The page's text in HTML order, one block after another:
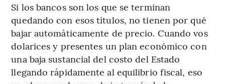
Si los bancos son los que se terminan
quedando con esos títulos, no tienen por qué
bajar automáticamente de precio. Cuando vos
dolarices y presentes un plan económico con
una baja sustancial del costo del Estado
llegando rápidamente al equilibrio fiscal, eso